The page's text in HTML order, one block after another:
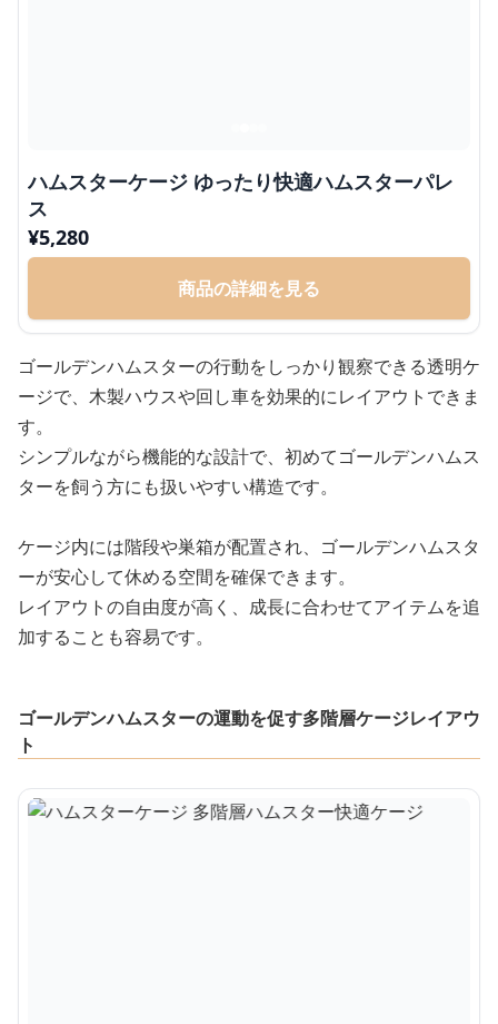
ハムスターケージ ゆったり快適ハムスターパレ
ス
¥5,280
商品の詳細を見る
ゴールデンハムスターの行動をしっかり観察できる透明ケ
ージで、木製ハウスや回し車を効果的にレイアウトできま
す。
シンプルながら機能的な設計で、初めてゴールデンハムス
ターを飼う方にも扱いやすい構造です。
ケージ内には階段や巣箱が配置され、ゴールデンハムスタ
ーが安心して休める空間を確保できます。
レイアウトの自由度が高く、成長に合わせてアイテムを追
加することも容易です。
ゴールデンハムスターの運動を促す多階層ケージレイアウ
ト